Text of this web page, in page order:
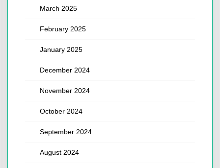
March 2025
February 2025
January 2025
December 2024
November 2024
October 2024
September 2024
August 2024